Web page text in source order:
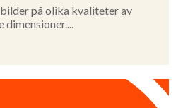
på olika kvaliteter av
dimensioner....